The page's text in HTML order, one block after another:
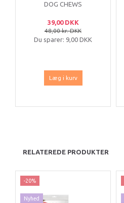
DOG CHEWS
250 G
39,00 DKK
48,00 kr. DKK
Du sparer: 9,00 DKK
Læg i kurv
RELATEREDE PRODUKTER
-20%
Nyhed